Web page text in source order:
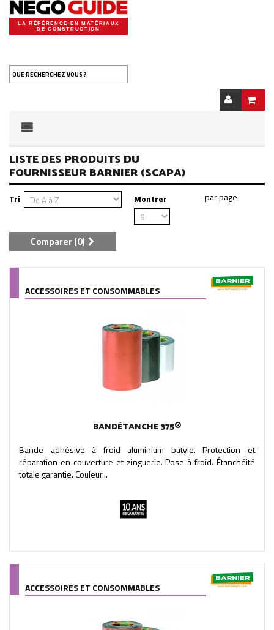
LA RÉFÉRENCE EN MATÉRIAUX
DE CONSTRUCTION
QUE RECHERCHEZ VOUS ?
LISTE DES PRODUITS DU
FOURNISSEUR BARNIER (SCAPA)
Tri Montrer
Comparer (0)
ACCESSOIRES ET CONSOMMABLES
BANDÉTANCHE 375®
Bande adhésive à froid aluminium butyle. Protection et
réparation en couverture et zinguerie. Pose à froid. Étanchéité
totale garantie. Couleur...
ACCESSOIRES ET CONSOMMABLES